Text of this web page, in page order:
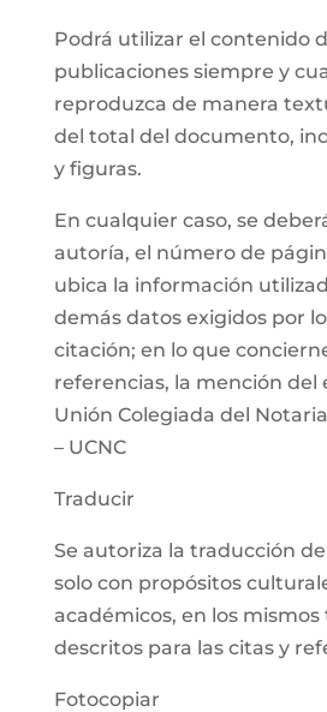
Podrá utilizar el contenido
publicaciones siempre y
reproduzca de manera
del total del documento,
y figuras.
En cualquier caso, se
autoría, el número de
ubica la información
demás datos exigidos por
citación; en lo que
referencias, la mención del
Unión Colegiada del
– UCNC
Traducir
Se autoriza la traducción
solo con propósitos
académicos, en los
descritos para las citas y
Fotocopiar